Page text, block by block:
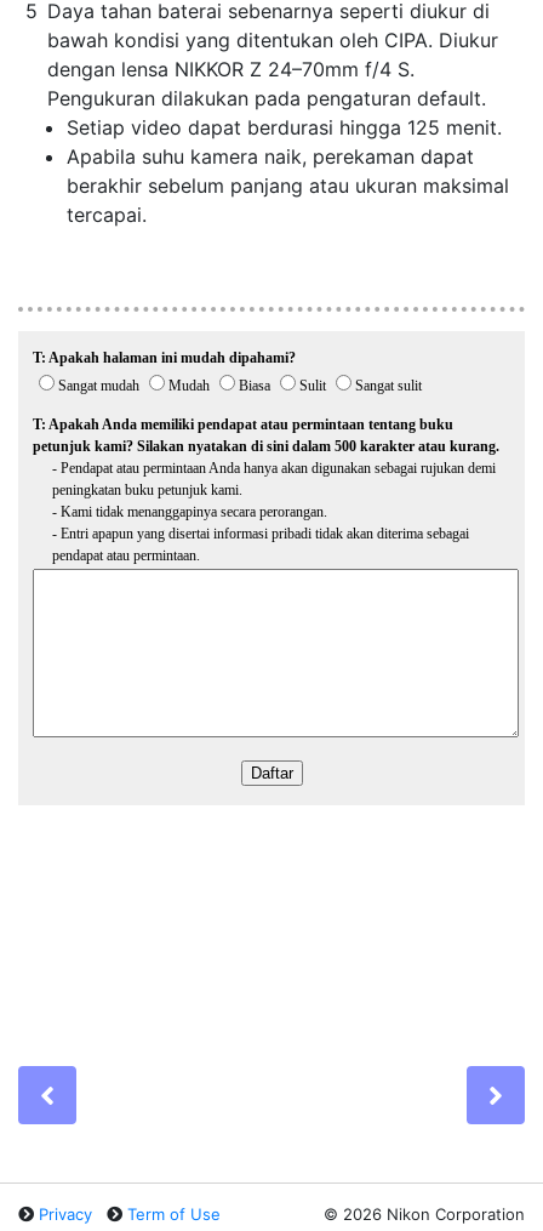
Daya tahan baterai sebenarnya seperti diukur di
bawah kondisi yang ditentukan oleh CIPA. Diukur
dengan lensa NIKKOR Z 24–70mm f/4 S.
Pengukuran dilakukan pada pengaturan default.
Setiap video dapat berdurasi hingga 125 menit.
Apabila suhu kamera naik, perekaman dapat
berakhir sebelum panjang atau ukuran maksimal
tercapai.
Privacy Term of Use © 2026 Nikon Corporation